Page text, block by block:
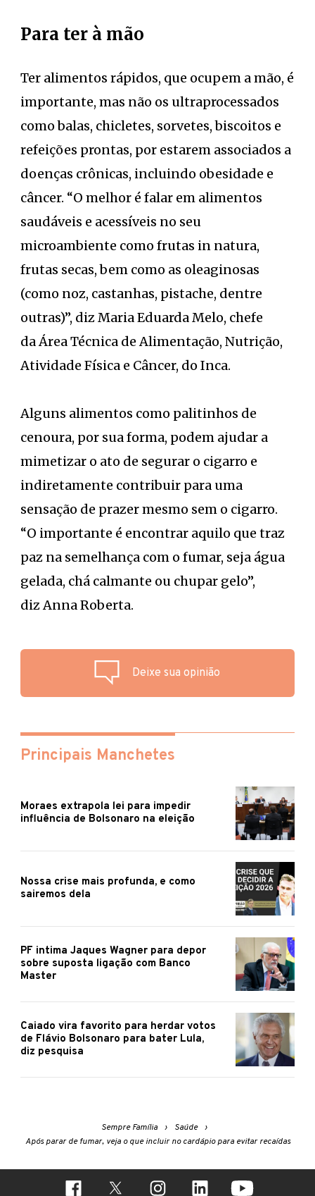
Para ter à mão
Ter alimentos rápidos, que ocupem a mão, é
importante, mas não os ultraprocessados
como balas, chicletes, sorvetes, biscoitos e
refeições prontas, por estarem associados a
doenças crônicas, incluindo obesidade e
câncer. “O melhor é falar em alimentos
saudáveis e acessíveis no seu
microambiente como frutas in natura,
frutas secas, bem como as oleaginosas
(como noz, castanhas, pistache, dentre
outras)”, dizMaria Eduarda Melo, chefe
da Área Técnica de Alimentação, Nutrição,
Atividade Física e Câncer, do Inca.
Alguns alimentos como palitinhos de
cenoura, por sua forma, podem ajudar a
mimetizar o ato de segurar o cigarro e
indiretamente contribuir para uma
sensação de prazer mesmo sem o cigarro.
“O importante é encontrar aquilo que traz
paz na semelhança com o fumar, seja água
gelada, chá calmante ou chupar gelo”,
diz Anna Roberta.
Deixe sua opinião
Principais Manchetes
Moraes extrapola lei para impedir
influência de Bolsonaro na eleição
Nossa crise mais profunda, e como
sairemos dela
PF intima Jaques Wagner para depor
sobre suposta ligação com Banco
Master
Caiado vira favorito para herdar votos
de Flávio Bolsonaro para bater Lula,
diz pesquisa
Sempre Família
Saúde
Após parar de fumar, veja o que incluir no cardápio para evitar recaídas